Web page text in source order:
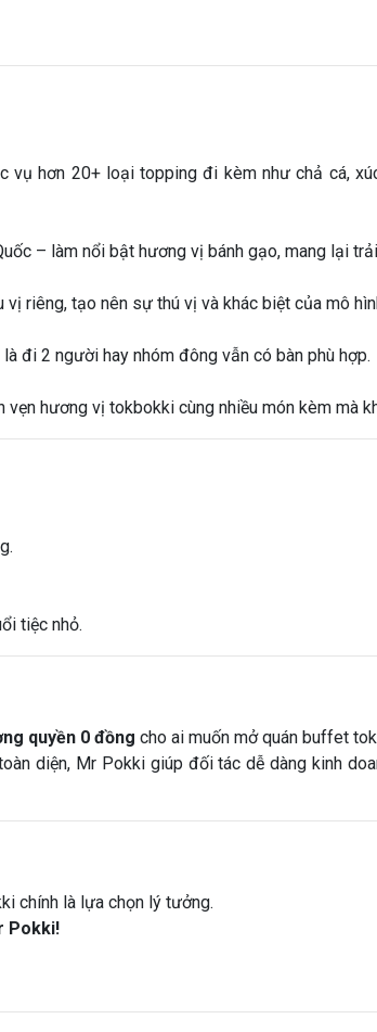
vụ hơn 20+ loại topping đi kèm như chả cá,
– làm nổi bật hương vị bánh gạo, mang lại
riêng, tạo nên sự thú vị và khác biệt của mô
đi 2 người hay nhóm đông vẫn có bàn phù hợp.
hương vị tokbokki cùng nhiều món kèm mà
tiệc nhỏ.
quyền 0 đồng cho ai muốn mở quán buffet
diện, Mr Pokki giúp đối tác dễ dàng kinh
chính là lựa chọn lý tưởng.
Pokki!